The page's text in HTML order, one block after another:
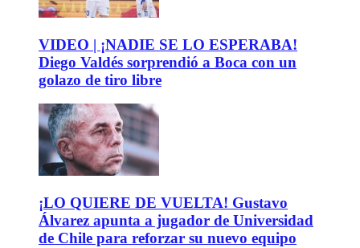
VIDEO | ¡NADIE SE LO ESPERABA!
Diego Valdés sorprendió a Boca con un
golazo de tiro libre
¡LO QUIERE DE VUELTA! Gustavo
Álvarez apunta a jugador de Universidad
de Chile para reforzar su nuevo equipo